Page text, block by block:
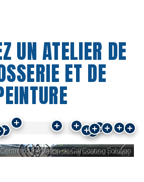
UN ATELIER DE
ET DE